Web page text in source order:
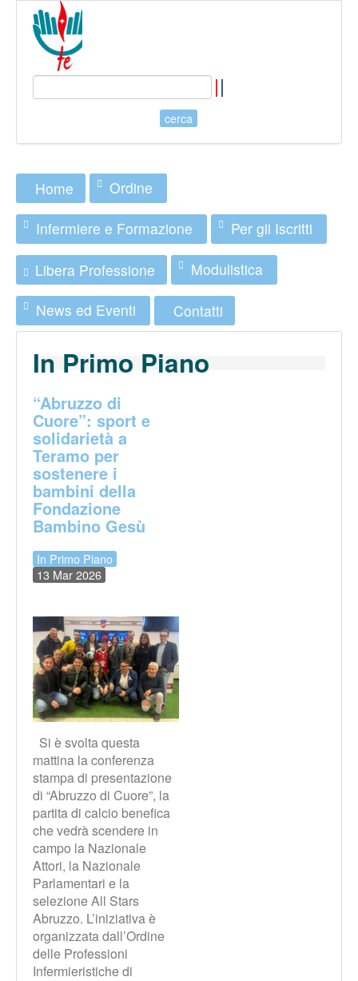
Home Ordine
Infermiere e Formazione Per gli Iscritti
Libera Professione Modulistica
News ed Eventi Contatti
In Primo Piano
“Abruzzo di
Cuore”: sport e
solidarietà a
Teramo per
sostenere i
bambini della
Fondazione
Bambino Gesù
In Primo Piano
13 Mar 2026
Si è svolta questa
mattina la conferenza
stampa di presentazione
di “Abruzzo di Cuore”, la
partita di calcio benefica
che vedrà scendere in
campo la Nazionale
Attori, la Nazionale
Parlamentari e la
selezione All Stars
Abruzzo. L’iniziativa è
organizzata dall’Ordine
delle Professioni
Infermieristiche di